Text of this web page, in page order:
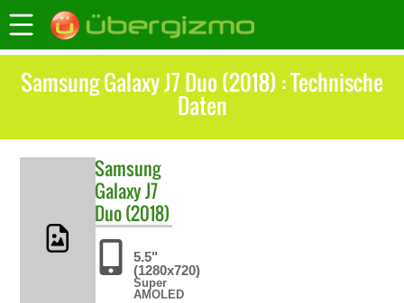
Samsung Galaxy J7 Duo (2018) : Technische
Daten
Samsung
Galaxy J7
Duo (2018)
5.5"
(1280x720)
Super
AMOLED